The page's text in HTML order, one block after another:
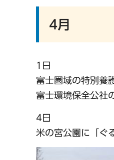
4月
1日
富士圏域の特別養
富士環境保全公社
4日
米の宮公園に「ぐ